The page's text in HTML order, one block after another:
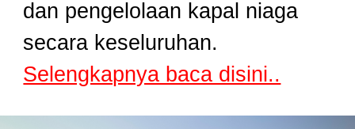
dan pengelolaan kapal niaga
secara keseluruhan.
Selengkapnya baca disini..